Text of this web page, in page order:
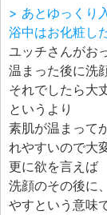
> あとゆっくり
浴中はお化粧し
ユッチさんがお
温まった後に洗
それでしたら大
というより
素肌が温まって
れやすいので大
更に欲を言えば
洗顔のその後に
やすという意味